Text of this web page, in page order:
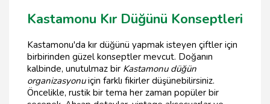
Kastamonu Kır Düğünü Konseptleri
Kastamonu'da kır düğünü yapmak isteyen çiftler için
birbirinden güzel konseptler mevcut. Doğanın
kalbinde, unutulmaz bir Kastamonu düğün
organizasyonuiçin farklı fikirler düşünebilirsiniz.
Öncelikle, rustik bir tema her zaman popüler bir